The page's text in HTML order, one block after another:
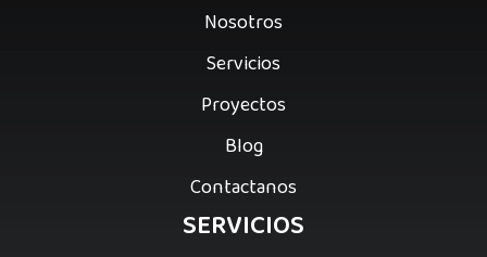
Nosotros
Servicios
Proyectos
Blog
Contactanos
SERVICIOS